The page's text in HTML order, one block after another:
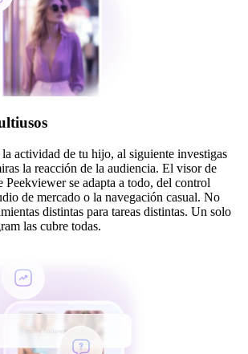
actividad de tu hijo, al siguiente investigas
la reacción de la audiencia. El visor de
Peekviewer se adapta a todo, del control
de mercado o la navegación casual. No
distintas para tareas distintas. Un solo
las cubre todas.